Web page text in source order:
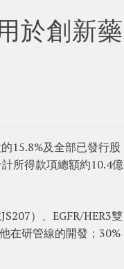
於創新藥
15.8%及全部已發行股
所得款項總額約10.4億
）、EGFR/HER3雙
在研管線的開發；30%